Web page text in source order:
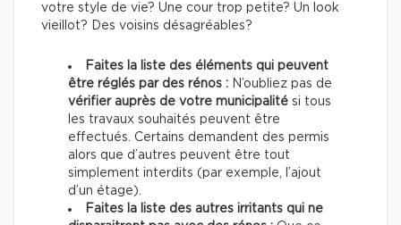
votre style de vie? Une cour trop petite? Un look
vieillot? Des voisins désagréables?
Faites la liste des éléments qui peuvent
être réglés par des rénos : N’oubliez pas de
vérifier auprès de votre municipalité si tous
les travaux souhaités peuvent être
effectués. Certains demandent des permis
alors que d’autres peuvent être tout
simplement interdits (par exemple, l’ajout
d’un étage).
Faites la liste des autres irritants qui ne